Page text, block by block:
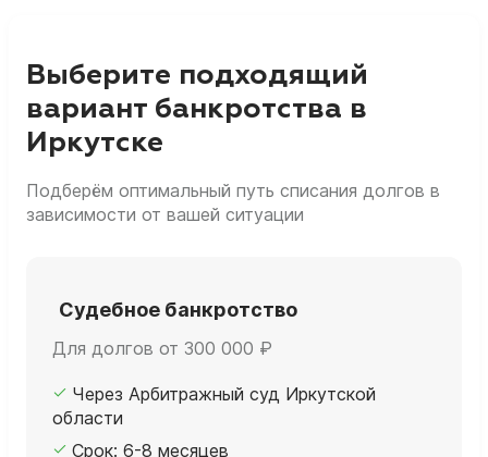
Выберите подходящий
вариант банкротства в
Иркутске
Подберём оптимальный путь списания долгов в
зависимости от вашей ситуации
Судебное банкротство
Для долгов от 300 000 ₽
Через Арбитражный суд Иркутской
области
Срок: 6-8 месяцев